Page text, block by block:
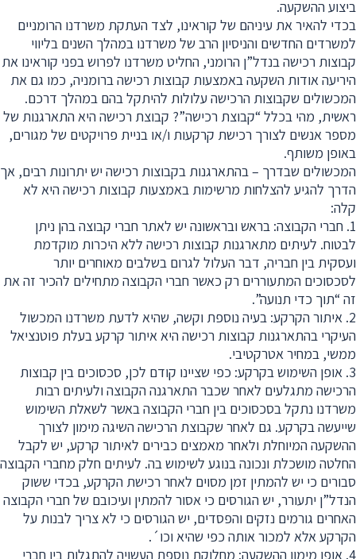
ביצוע ההשקעה.
בכדי להאיר את עיניהם של קוראינו, לצד העתקת משרדנו הרומניים
למשרדים החדשים והניסיון הרב של משרדנו במהלך השנים בליווי
קבוצות רכישה בנדל”ן הרומני, החליט משרדנו לפרוש בפני קוראינו את
היריעה אודות השקעה באמצעות קבוצות רכישה ברומניה, כמו גם את
המכשולים שקבוצות הרכישה עלולות להיתקל בהם במהלך דרכם.
ראשית, מהי בכלל “קבוצת רכישה”? קבוצת רכישה היא התארגנות של
מספר אנשים לצורך רכישת קרקעות ו/או בניית פרויקטים של מגורים,
באופן משותף.
המכשולים שבדרך – בהתארגנות בקבוצות רכישה יש יתרונות רבים, אך
הדרך להגיע להצלחות מרשימות באמצעות קבוצות רכישה היא לא
קלה:
1. חברי הקבוצה: בראש ובראשונה יש לאתר חברי קבוצה בהן ניתן
לבטוח. לעיתים מתארגנות קבוצות רכישה ללא היכרות מוקדמת
ועסקית בין חבריה, דבר העלול לגרום בשלבים מאוחרים יותר
לסכסוכים המתעוררים רק כאשר חברי הקבוצה מתחילים להכיר זה את
זה “תוך כדי תנועה”.
2. איתור הקרקע: בעיה נוספת וקשה, שהיא לדעת משרדנו המכשול
העיקרי בהתארגנות קבוצות רכישה היא איתור קרקע בעלת פוטנציאל
ממשי, במחיר אטרקטיבי.
3. אופן השימוש בקרקע: כפי שציינו קודם לכן, סכסוכים בין קבוצות
הרכישה מתגלעים לאחר שכבר התארגנה הקבוצה ולעיתים רבות
משרדנו נתקל בסכסוכים בין חברי הקבוצה באשר לשאלת השימוש
שייעשה בקרקע. גם לאחר שקבוצת הרכישה השיגה מימון לצורך
ההשקעה המיוחלת ולאחר מאמצים כבירים לאיתור קרקע, יש לקבל
החלטה מושכלת ונכונה בנוגע לשימוש בה. לעיתים חלק מחברי הקבוצה
סבורים כי יש להמתין זמן מסוים לאחר רכישת הקרקע, בכדי ששוק
הנדל”ן יתעורר, יש הגורסים כי אסור להמתין ועיכובם של חברי הקבוצה
האחרים גורמים נזקים והפסדים, יש הגורסים כי לא צריך לבנות על
הקרקע אלא למכור אותה כפי שהיא וכו´.
4. אופן מימון ההשקעה: מחלוקת נוספת העשויה להתגלות בין חברי